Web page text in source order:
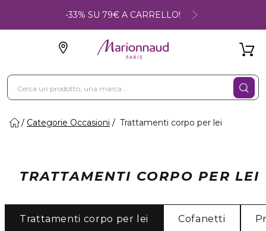
-33% SU 79€ A CARRELLO!
Categorie Occasioni Trattamenti corpo per lei
TRATTAMENTI CORPO PER LEI
Trattamenti corpo per lei Cofanetti